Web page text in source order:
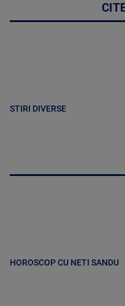
STIRI DIVERSE
HOROSCOP CU NETI SANDU